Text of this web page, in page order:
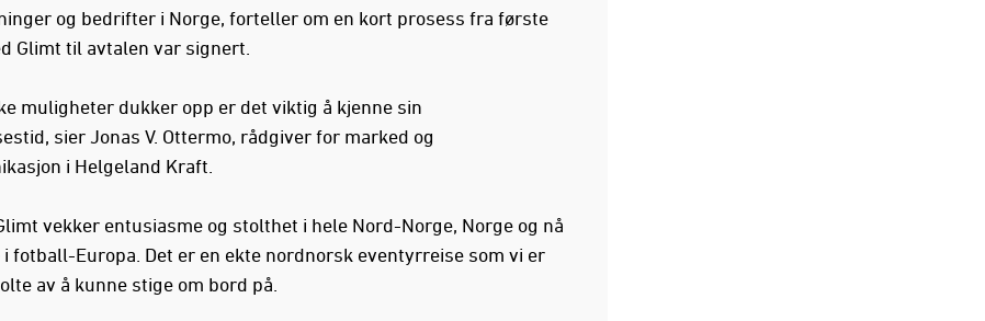
og bedrifter i Norge, forteller om en kort prosess fra første
Glimt til avtalen var signert.
muligheter dukker opp er det viktig å kjenne sin
sier Jonas V. Ottermo, rådgiver for marked og
i Helgeland Kraft.
vekker entusiasme og stolthet i hele Nord-Norge, Norge og nå
i fotball-Europa. Det er en ekte nordnorsk eventyrreise som vi er
av å kunne stige om bord på.